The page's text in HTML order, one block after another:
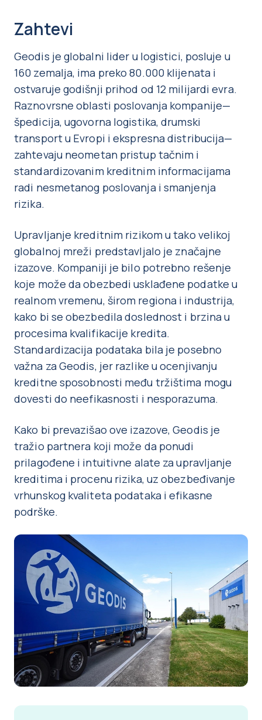
Zahtevi
Geodis je globalni lider u logistici, posluje u
160 zemalja, ima preko 80.000 klijenata i
ostvaruje godišnji prihod od 12 milijardi evra.
Raznovrsne oblasti poslovanja kompanije—
špedicija, ugovorna logistika, drumski
transport u Evropi i ekspresna distribucija—
zahtevaju neometan pristup tačnim i
standardizovanim kreditnim informacijama
radi nesmetanog poslovanja i smanjenja
rizika.
Upravljanje kreditnim rizikom u tako velikoj
globalnoj mreži predstavljalo je značajne
izazove. Kompaniji je bilo potrebno rešenje
koje može da obezbedi usklađene podatke u
realnom vremenu, širom regiona i industrija,
kako bi se obezbedila doslednost i brzina u
procesima kvalifikacije kredita.
Standardizacija podataka bila je posebno
važna za Geodis, jer razlike u ocenjivanju
kreditne sposobnosti među tržištima mogu
dovesti do neefikasnosti i nesporazuma.
Kako bi prevazišao ove izazove, Geodis je
tražio partnera koji može da ponudi
prilagođene i intuitivne alate za upravljanje
kreditima i procenu rizika, uz obezbeđivanje
vrhunskog kvaliteta podataka i efikasne
podrške.